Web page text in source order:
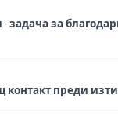
за
преди